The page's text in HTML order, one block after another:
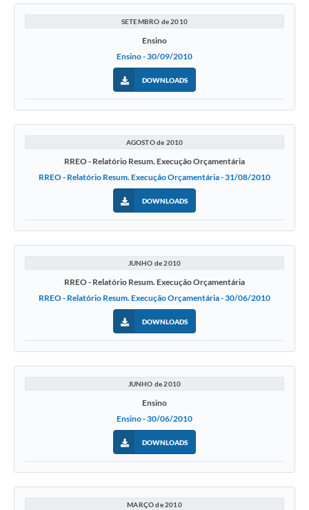
SETEMBRO de 2010
Ensino
Ensino - 30/09/2010
DOWNLOADS
AGOSTO de 2010
RREO - Relatório Resum. Execução Orçamentária
RREO - Relatório Resum. Execução Orçamentária - 31/08/2010
DOWNLOADS
JUNHO de 2010
RREO - Relatório Resum. Execução Orçamentária
RREO - Relatório Resum. Execução Orçamentária - 30/06/2010
DOWNLOADS
JUNHO de 2010
Ensino
Ensino - 30/06/2010
DOWNLOADS
MARÇO de 2010